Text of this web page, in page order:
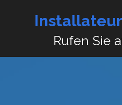
Installateur
Rufen Sie